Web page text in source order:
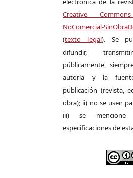
Creative
NoComercial-
(texto legal). Se
difundir,
públicamente,
autoría y la
publicación (revista,
obra); ii) no se usen
iii) se
especificaciones de